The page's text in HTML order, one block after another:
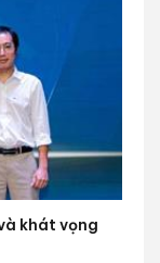
khát vọng